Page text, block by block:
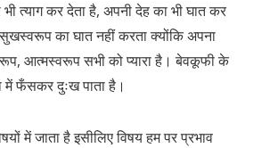
भी त्याग कर देता है, अपनी देह का भी घात कर
का घात नहीं करता क्योंकि अपना
आत्मस्वरूप सभी को प्यारा है। बेवकूफी के
में फँसकर दुःख पाता है।
में जाता है इसीलिए विषय हम पर प्रभाव